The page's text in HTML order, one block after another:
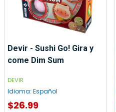
Devir - Sushi Go! Gira y
come Dim Sum
DEVIR
Idioma: Español
$26.99